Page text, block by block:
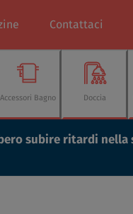
Contattaci
Accessori Bagno Doccia
subire ritardi nella